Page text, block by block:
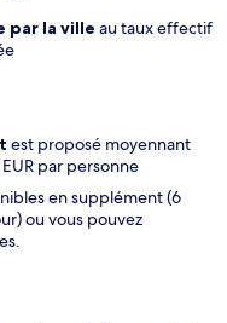
par la ville au taux effectif
est proposé moyennant
par personne
en supplément (6
ou vous pouvez